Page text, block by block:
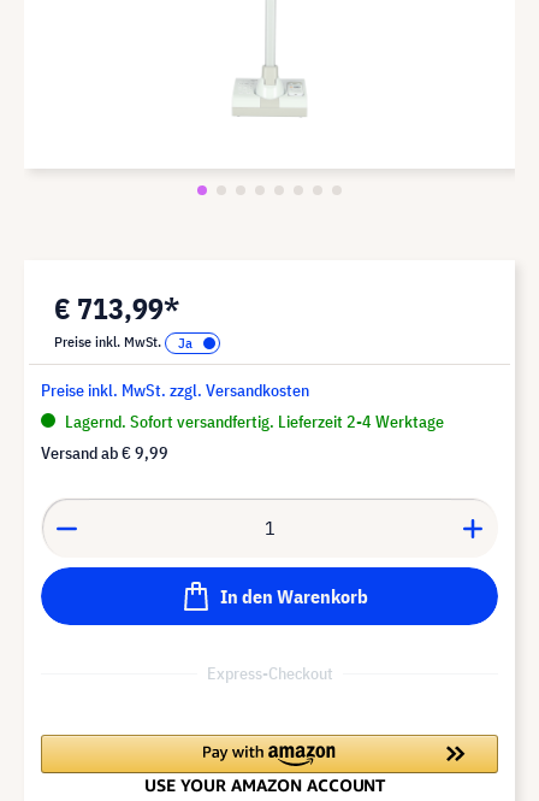
€ 713,99*
Preise inkl. MwSt.
Preise inkl. MwSt. zzgl. Versandkosten
Lagernd. Sofort versandfertig. Lieferzeit 2-4 Werktage
Versand ab€ 9,99
In den Warenkorb
Express-Checkout